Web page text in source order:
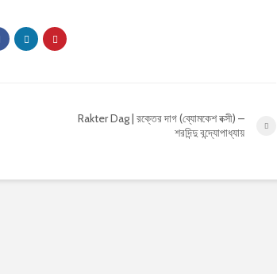
Rakter Dag | রক্তের দাগ (ব্যোমকেশ বক্সী) –
শরদিন্দু বন্দ্যোপাধ্যায়